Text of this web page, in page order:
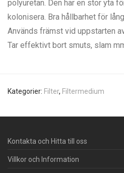
polyuretan. Den har en stor yta
kolonisera. Bra hållbarhet för
Används främst vid uppstarten
Tar effektivt bort smuts, slam
Kategorier: Filter, Filtermedium
Kontakta och Hitta till oss
Villkor och Information